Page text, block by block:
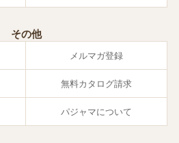
その他
メルマガ登録
無料カタログ請求
パジャマについて